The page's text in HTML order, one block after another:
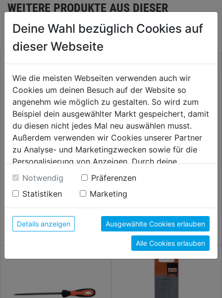
WEITERE PRODUKTE AUS DIESER
KATEGORIE
rostfrei gew. 1-reihig 0,30mm
9,79€
Edelst. gew.
9,99€
Deine Wahl bezüglich Cookies auf
dieser Webseite
Wie die meisten Webseiten verwenden auch wir
Cookies um deinen Besuch auf der Website so
angenehm wie möglich zu gestalten. So wird zum
Beispiel dein ausgewählter Markt gespeichert, damit
du diesen nicht jedes Mal neu auswählen musst.
Außerdem verwenden wir Cookies unserer Partner
zu Analyse- und Marketingzwecken sowie für die
Personalisierung von Anzeigen. Durch deine
Einwilligung werden die Daten von Drittanbieter,
unter anderem auch in den USA, verarbeitet.
Durch Klick auf "Alle Cookies erlauben" stimmst du
der Verwendung aller Cookies zu. Unter "Details
anzeigen" findest du alle Infos zu den
unterschiedlichen Cookies, unter "Cookies
Konfigurieren" kannst du auswählen, welche Cookies
du zulassen möchtest und welche nicht.
Weitere Informationen findest du in unserer
Notwendig
Präferenzen
Statistiken
Marketing
Details anzeigen Ausgewählte Cookies erlauben
Alle Cookies erlauben